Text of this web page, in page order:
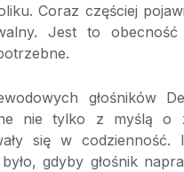
Coraz częściej
Jest to obecność
głośników
nie tylko z myślą o
się w codzienność.
gdyby głośnik